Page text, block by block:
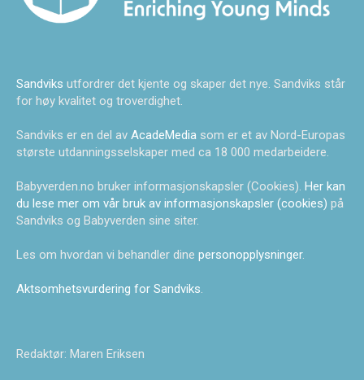
Sandviks utfordrer det kjente og skaper det nye. Sandviks står
for høy kvalitet og troverdighet.
Sandviks er en del av AcadeMedia som er et av Nord-Europas
største utdanningsselskaper med ca 18 000 medarbeidere.
Babyverden.no bruker informasjonskapsler (Cookies). Her kan
du lese mer om vår bruk av informasjonskapsler (cookies) på
Sandviks og Babyverden sine siter.
Les om hvordan vi behandler dine personopplysninger.
Aktsomhetsvurdering for Sandviks.
Redaktør: Maren Eriksen